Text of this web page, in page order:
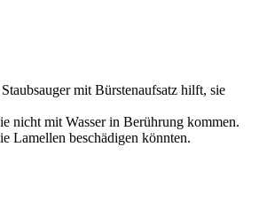
mit Bürstenaufsatz hilft, sie
nicht mit Wasser in Berührung kommen.
Lamellen beschädigen könnten.